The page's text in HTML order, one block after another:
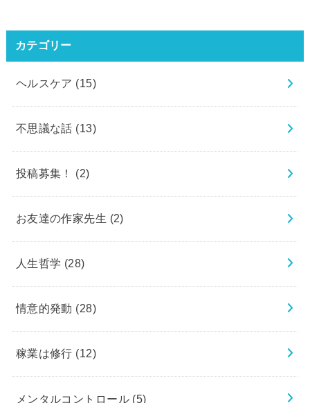
カテゴリー
ヘルスケア (15)
不思議な話 (13)
投稿募集！ (2)
お友達の作家先生 (2)
人生哲学 (28)
情意的発動 (28)
稼業は修行 (12)
メンタルコントロール (5)